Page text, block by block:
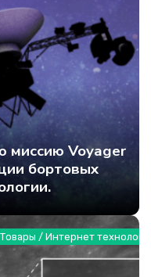
миссию Voyager
бортовых
/ Интернет